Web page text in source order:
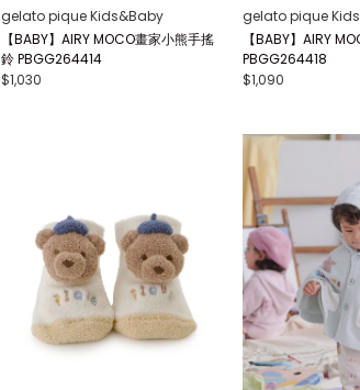
gelato pique Kids&Baby
【BABY】AIRY MOCO畫家小熊手搖
鈴 PBGG264414
$1,030
gelato pique
【BABY】AIRY
PBGG264418
$1,090